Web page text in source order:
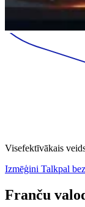
Visefektīvākais
Izmēģini Talkpal
Franču